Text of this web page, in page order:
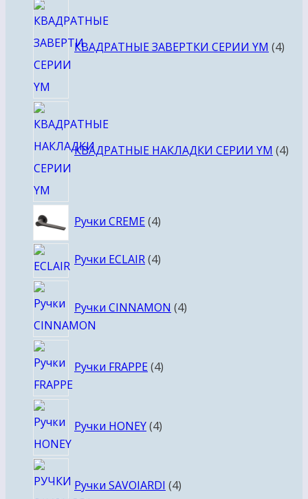
КВАДРАТНЫЕ ЗАВЕРТКИ СЕРИИ YM 4
КВАДРАТНЫЕ НАКЛАДКИ СЕРИИ YM 4
Ручки CREME 44
Ручки ECLAIR 44
Ручки CINNAMON 4товара
Ручки FRAPPE 4товара
Ручки HONEY 4товара
Ручки SAVOIARDI 4товара